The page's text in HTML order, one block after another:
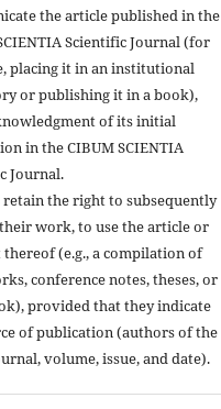
the article published in the
Scientific Journal (for
placing it in an institutional
or publishing it in a book),
of its initial
in the CIBUM SCIENTIA
Journal.
the right to subsequently
work, to use the article or
thereof (e.g., a compilation of
conference notes, theses, or
provided that they indicate
of publication (authors of the
volume, issue, and date).